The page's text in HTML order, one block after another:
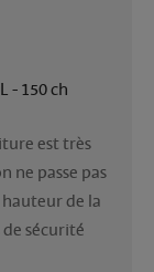
- 150 ch
est très
ne passe pas
hauteur de la
sécurité